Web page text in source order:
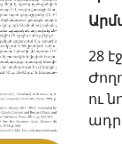
28
ու